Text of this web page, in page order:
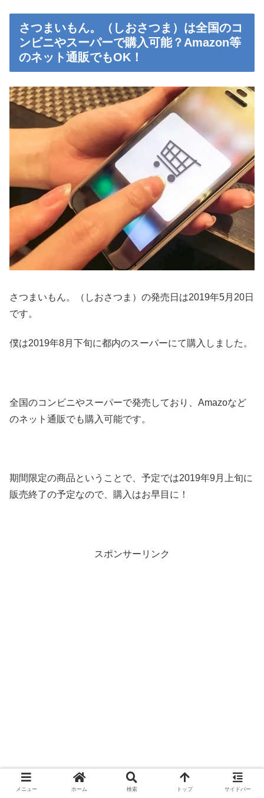
さつまいもん。（しおさつま）は全国のコ
ンビニやスーパーで購入可能？Amazon等
のネット通販でもOK！
さつまいもん。（しおさつま）の発売日は2019年5月20日
です。
僕は2019年8月下旬に都内のスーパーにて購入しました。
全国のコンビニやスーパーで発売しており、Amazoなど
のネット通販でも購入可能です。
期間限定の商品ということで、予定では2019年9月上旬に
販売終了の予定なので、購入はお早目に！
スポンサーリンク
メニュー ホーム 検索 トップ サイドバー